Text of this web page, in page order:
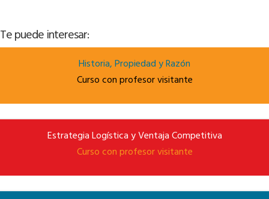
Te puede interesar:
Historia, Propiedad y Razón
Curso con profesor visitante
Estrategia Logística y Ventaja Competitiva
Curso con profesor visitante